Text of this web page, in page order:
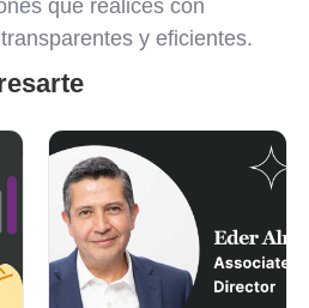
que realices con
y eficientes.